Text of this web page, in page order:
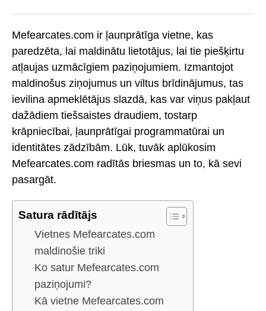
Mefearcates.com ir ļaunprātīga vietne, kas
paredzēta, lai maldinātu lietotājus, lai tie piešķirtu
atļaujas uzmācīgiem paziņojumiem. Izmantojot
maldinošus ziņojumus un viltus brīdinājumus, tas
ievilina apmeklētājus slazdā, kas var viņus pakļaut
dažādiem tiešsaistes draudiem, tostarp
krāpniecībai, ļaunprātīgai programmatūrai un
identitātes zādzībām. Lūk, tuvāk aplūkosim
Mefearcates.com radītās briesmas un to, kā sevi
pasargāt.
Satura rādītājs
Vietnes Mefearcates.com
maldinošie triki
Ko satur Mefearcates.com
paziņojumi?
Kā vietne Mefearcates.com